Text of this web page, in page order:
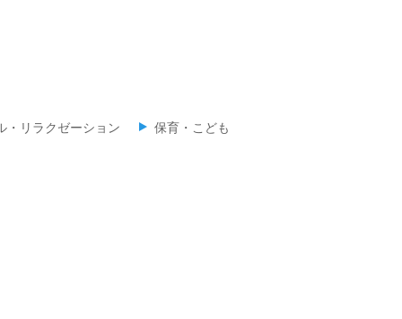
・リラクゼーション 保育・こども